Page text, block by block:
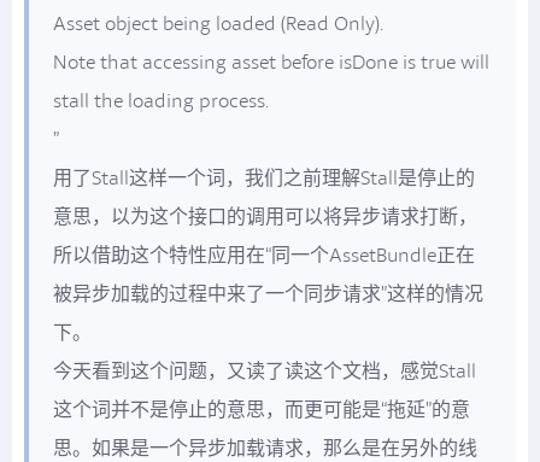
Asset object being loaded (Read Only).
Note that accessing asset before isDone is true will
stall the loading process.
”
用了Stall这样一个词，我们之前理解Stall是停止的
意思，以为这个接口的调用可以将异步请求打断，
所以借助这个特性应用在“同一个AssetBundle正在
被异步加载的过程中来了一个同步请求”这样的情况
下。
今天看到这个问题，又读了读这个文档，感觉Stall
这个词并不是停止的意思，而更可能是“拖延”的意
思。如果是一个异步加载请求，那么是在另外的线